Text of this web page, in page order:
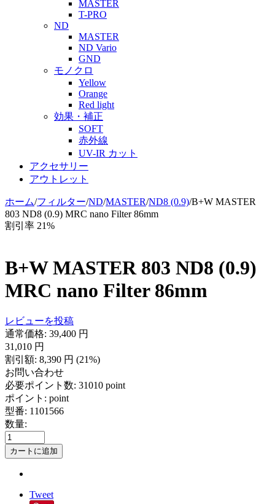
MASTER
T-PRO
ND
MASTER
ND Vario
GND
モノクロ
Yellow
Orange
Red light
効果・補正
SOFT
赤外線
UV-IR カット
アクセサリー
アウトレット
ホーム/フィルター/ND/MASTER/ND8 (0.9)/B+W MASTER
803 ND8 (0.9) MRC nano Filter 86mm
割引率 21%
B+W MASTER 803 ND8 (0.9)
MRC nano Filter 86mm
レビューを投稿
通常価格: 39,400 円
31,010 円
割引額: 8,390 円 (21%)
お問い合わせ
必要ポイント数: 31010 point
ポイント: point
型番: 1101566
数量:
カートに追加
Tweet